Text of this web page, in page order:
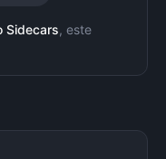
Sidecars, este